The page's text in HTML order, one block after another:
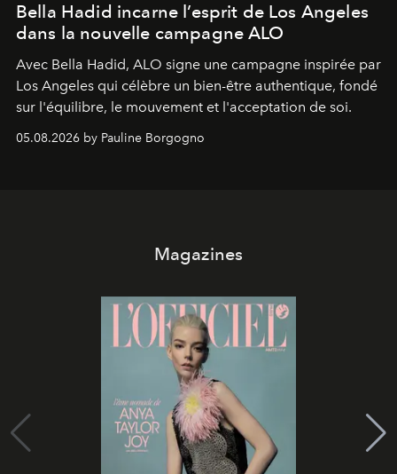
Bella Hadid incarne l’esprit de Los Angeles
dans la nouvelle campagne ALO
Avec Bella Hadid, ALO signe une campagne inspirée par
Los Angeles qui célèbre un bien-être authentique, fondé
sur l'équilibre, le mouvement et l'acceptation de soi.
05.08.2026 by Pauline Borgogno
Magazines